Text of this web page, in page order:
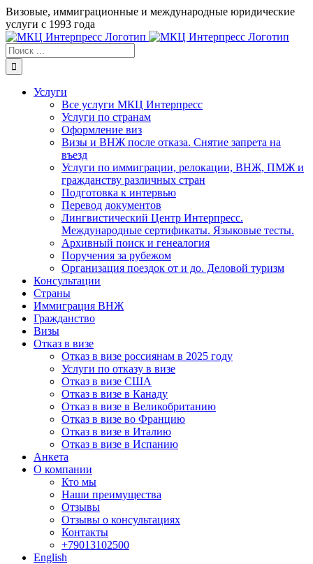
Skip
to
content
Визовые, иммиграционные и международные юридические
услуги с 1993 года
Результат
поиска:
Услуги
Все услуги МКЦ Интерпресс
Услуги по странам
Оформление виз
Визы и ВНЖ после отказа. Снятие запрета на
въезд
Услуги по иммиграции, релокации, ВНЖ, ПМЖ и
гражданству различных стран
Подготовка к интервью
Перевод документов
Лингвистический Центр Интерпресс.
Международные сертификаты. Языковые тесты.
Архивный поиск и генеалогия
Поручения за рубежом
Организация поездок от и до. Деловой туризм
Консультации
Страны
Иммиграция ВНЖ
Гражданство
Визы
Отказ в визе
Отказ в визе россиянам в 2025 году
Услуги по отказу в визе
Отказ в визе США
Отказ в визе в Канаду
Отказ в визе в Великобританию
Отказ в визе во Францию
Отказ в визе в Италию
Отказ в визе в Испанию
Анкета
О компании
Кто мы
Наши преимущества
Отзывы
Отзывы о консультациях
Контакты
+79013102500
English